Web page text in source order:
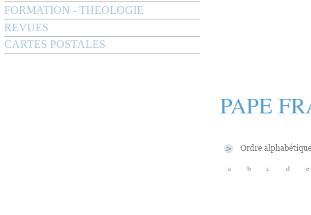
FORMATION - THEOLOGIE
REVUES
CARTES POSTALES
PAPE
a b c d e